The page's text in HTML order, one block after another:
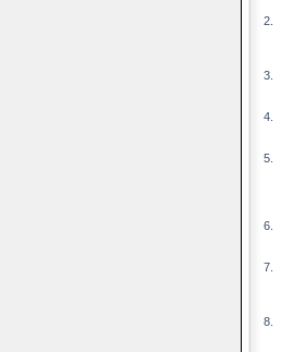
2.
3.
4.
5.
6.
7.
8.